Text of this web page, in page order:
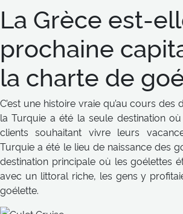
La Grèce est-
prochaine
la charte de
C’est une histoire vraie qu’au cours des
la Turquie a été la seule destination
clients souhaitant vivre leurs
Turquie a été le lieu de naissance des
destination principale où les goélettes
avec un littoral riche, les gens y
goélette.